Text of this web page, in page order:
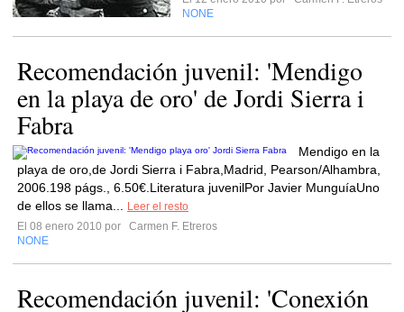
NONE
Recomendación juvenil: 'Mendigo
en la playa de oro' de Jordi Sierra i
Fabra
Mendigo en la
playa de oro,de Jordi Sierra i Fabra,Madrid, Pearson/Alhambra,
2006.198 págs., 6.50€.Literatura juvenilPor Javier MunguíaUno
de ellos se llama...
Leer el resto
El 08 enero 2010 por
Carmen F. Etreros
NONE
Recomendación juvenil: 'Conexión